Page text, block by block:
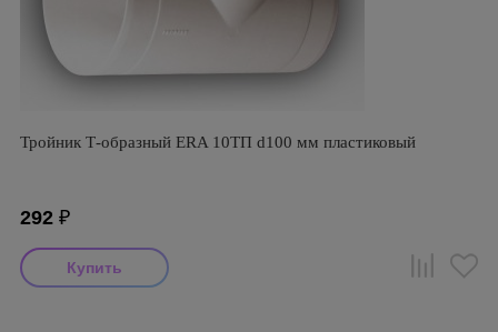
Тройник Т-образный ERA 10ТП d100 мм пластиковый
292 ₽